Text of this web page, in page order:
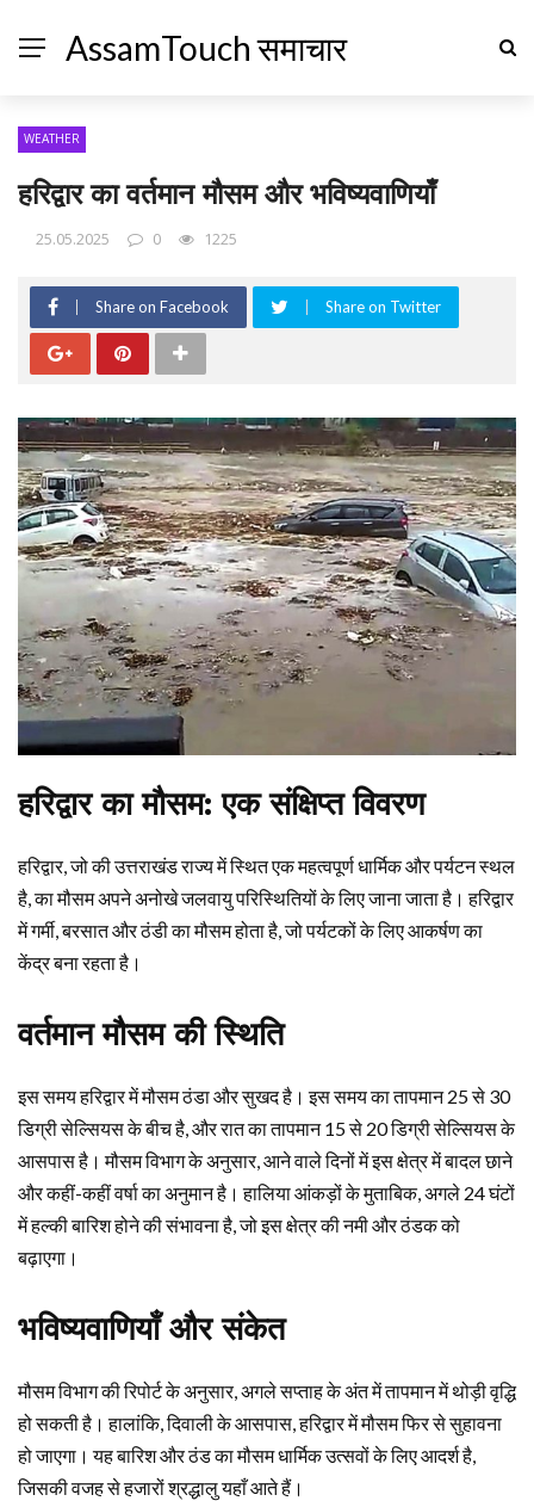
AssamTouch समाचार
WEATHER
हरिद्वार का वर्तमान मौसम और भविष्यवाणियाँ
25.05.2025 0 1225
Share on Facebook Share on Twitter
हरिद्वार का मौसम: एक संक्षिप्त विवरण
हरिद्वार, जो की उत्तराखंड राज्य में स्थित एक महत्वपूर्ण धार्मिक और पर्यटन स्थल
है, का मौसम अपने अनोखे जलवायु परिस्थितियों के लिए जाना जाता है। हरिद्वार
में गर्मी, बरसात और ठंडी का मौसम होता है, जो पर्यटकों के लिए आकर्षण का
केंद्र बना रहता है।
वर्तमान मौसम की स्थिति
इस समय हरिद्वार में मौसम ठंडा और सुखद है। इस समय का तापमान 25 से 30
डिग्री सेल्सियस के बीच है, और रात का तापमान 15 से 20 डिग्री सेल्सियस के
आसपास है। मौसम विभाग के अनुसार, आने वाले दिनों में इस क्षेत्र में बादल छाने
और कहीं-कहीं वर्षा का अनुमान है। हालिया आंकड़ों के मुताबिक, अगले 24 घंटों
में हल्की बारिश होने की संभावना है, जो इस क्षेत्र की नमी और ठंडक को
बढ़ाएगा।
भविष्यवाणियाँ और संकेत
मौसम विभाग की रिपोर्ट के अनुसार, अगले सप्ताह के अंत में तापमान में थोड़ी वृद्धि
हो सकती है। हालांकि, दिवाली के आसपास, हरिद्वार में मौसम फिर से सुहावना
हो जाएगा। यह बारिश और ठंड का मौसम धार्मिक उत्सवों के लिए आदर्श है,
जिसकी वजह से हजारों श्रद्धालु यहाँ आते हैं।